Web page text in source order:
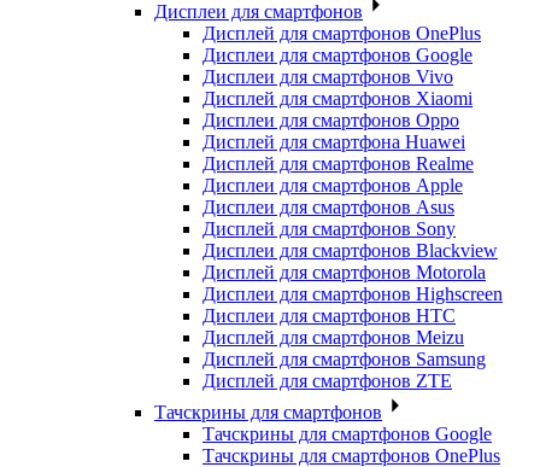
Дисплеи для смартфонов
Дисплей для смартфонов OnePlus
Дисплеи для смартфонов Google
Дисплеи для смартфонов Vivo
Дисплей для смартфонов Xiaomi
Дисплеи для смартфонов Oppo
Дисплей для смартфона Huawei
Дисплей для смартфонов Realme
Дисплеи для смартфонов Apple
Дисплеи для смартфонов Asus
Дисплей для смартфонов Sony
Дисплеи для смартфонов Blackview
Дисплей для смартфонов Motorola
Дисплеи для смартфонов Highscreen
Дисплеи для смартфонов HTC
Дисплей для смартфонов Meizu
Дисплей для смартфонов Samsung
Дисплей для смартфонов ZTE
Тачскрины для смартфонов
Тачскрины для смартфонов Google
Тачскрины для смартфонов OnePlus